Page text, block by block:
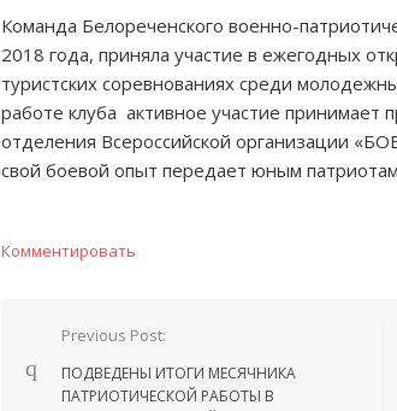
Команда Белореченского военно-
2018 года, приняла участие в ежегодных
туристских соревнованиях среди
работе клуба активное участие принимает
отделения Всероссийской организации
свой боевой опыт передает юным
Комментировать
Навигация
по
записям
Previous Post:
ПОДВЕДЕНЫ ИТОГИ МЕСЯЧНИКА
ПАТРИОТИЧЕСКОЙ РАБОТЫ В